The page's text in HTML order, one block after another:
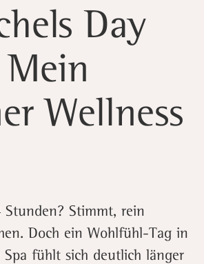
Day
Wellness
Stimmt, rein
Doch ein Wohlfühl-Tag in
Spa fühlt sich deutlich länger